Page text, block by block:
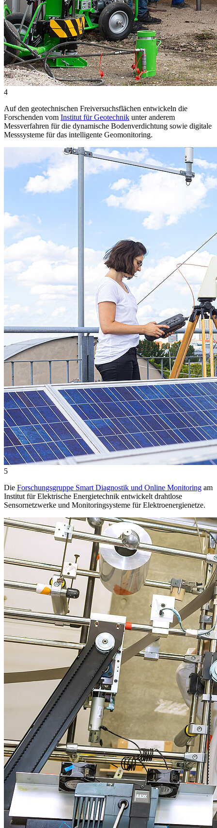
4
Auf den geotechnischen Freiversuchsflächen entwickeln die
Forschenden vom Institut für Geotechnik unter anderem
Messverfahren für die dynamische Bodenverdichtung sowie digitale
Messsysteme für das intelligente Geomonitoring.
5
Die Forschungsgruppe Smart Diagnostik und Online Monitoring am
Institut für Elektrische Energietechnik entwickelt drahtlose
Sensornetzwerke und Monitoringsysteme für Elektroenergienetze.